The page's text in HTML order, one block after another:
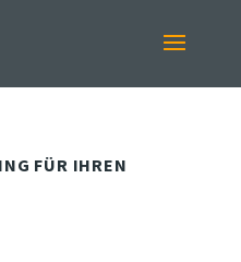
FÜR IHREN